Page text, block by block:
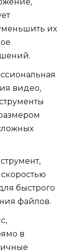
их
видео,
быстрого
файлов.
в